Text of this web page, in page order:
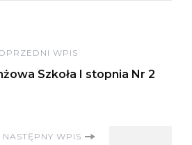
WPIS
Szkoła I stopnia Nr 2
NASTĘPNY WPIS